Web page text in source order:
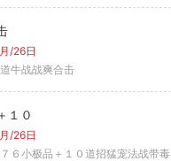
/26日
牛战战爽合击
１０
/26日
７６小极品＋１０道招猛宠法战带毒